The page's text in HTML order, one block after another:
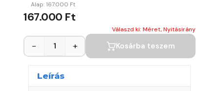
Alap:167.000 Ft
167.000 Ft
Válaszd ki: Méret, Nyitásirány
− + Kosárba teszem
Leírás